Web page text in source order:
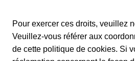
Pour exercer ces droits, veuillez
Veuillez-vous référer aux
de cette politique de cookies. Si